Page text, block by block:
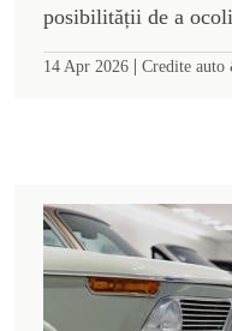
posibilității de a
14 Apr 2026 | Credite auto